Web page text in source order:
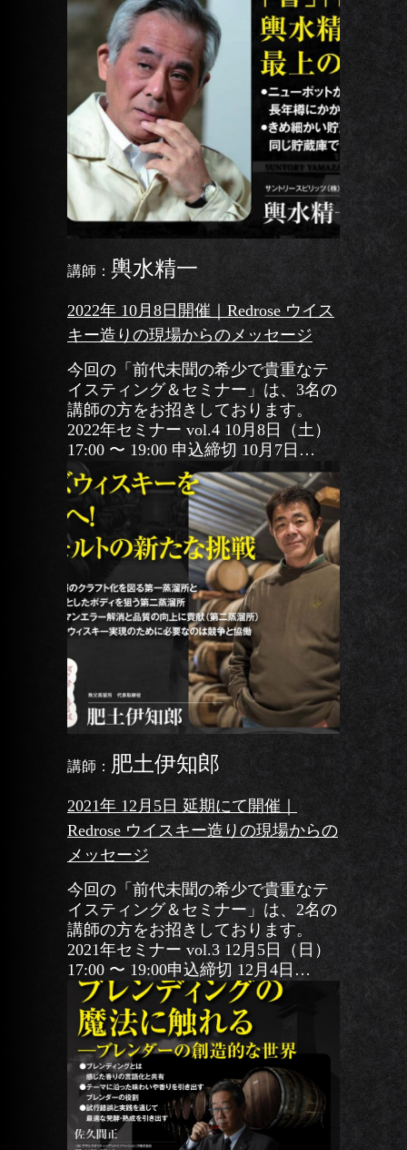
講師： 輿水精一
2022年 10月8日開催｜Redrose ウイス
キー造りの現場からのメッセージ
今回の「前代未聞の希少で貴重なテ
イスティング＆セミナー」は、3名の
講師の方をお招きしております。
2022年セミナー vol.4 10月8日（土）
17:00 〜 19:00 申込締切 10月7日
（金） 参加費 年間会員 […]
講師： 肥土伊知郎
2021年 12月5日 延期にて開催｜
Redrose ウイスキー造りの現場からの
メッセージ
今回の「前代未聞の希少で貴重なテ
イスティング＆セミナー」は、2名の
講師の方をお招きしております。
2021年セミナー vol.3 12月5日（日）
17:00 〜 19:00申込締切 12月4日
（土）参加費会員 10,00 […]